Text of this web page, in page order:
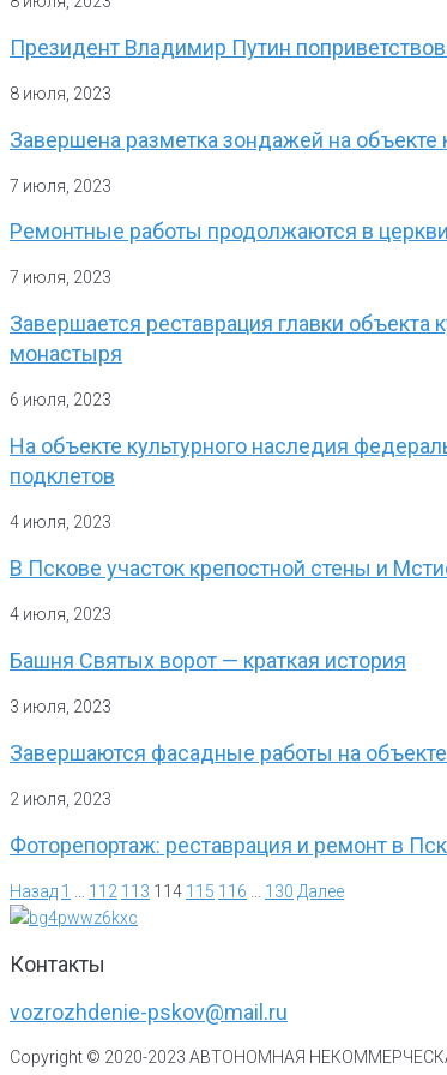
Президент Владимир Путин
8 июля, 2023
Завершена разметка зондажей на
7 июля, 2023
Ремонтные работы продолжаются в
7 июля, 2023
Завершается реставрация главки
монастыря
6 июля, 2023
На объекте культурного наследия
подклетов
4 июля, 2023
В Пскове участок крепостной стены и
4 июля, 2023
Башня Святых ворот — краткая история
3 июля, 2023
Завершаются фасадные работы на
2 июля, 2023
Фоторепортаж: реставрация и ремонт в
Назад 1 112 113 114 115 116 130 Далее
Контакты
vozrozhdenie-pskov@mail.ru
Copyright © 2020-2023 АВТОНОМНАЯ